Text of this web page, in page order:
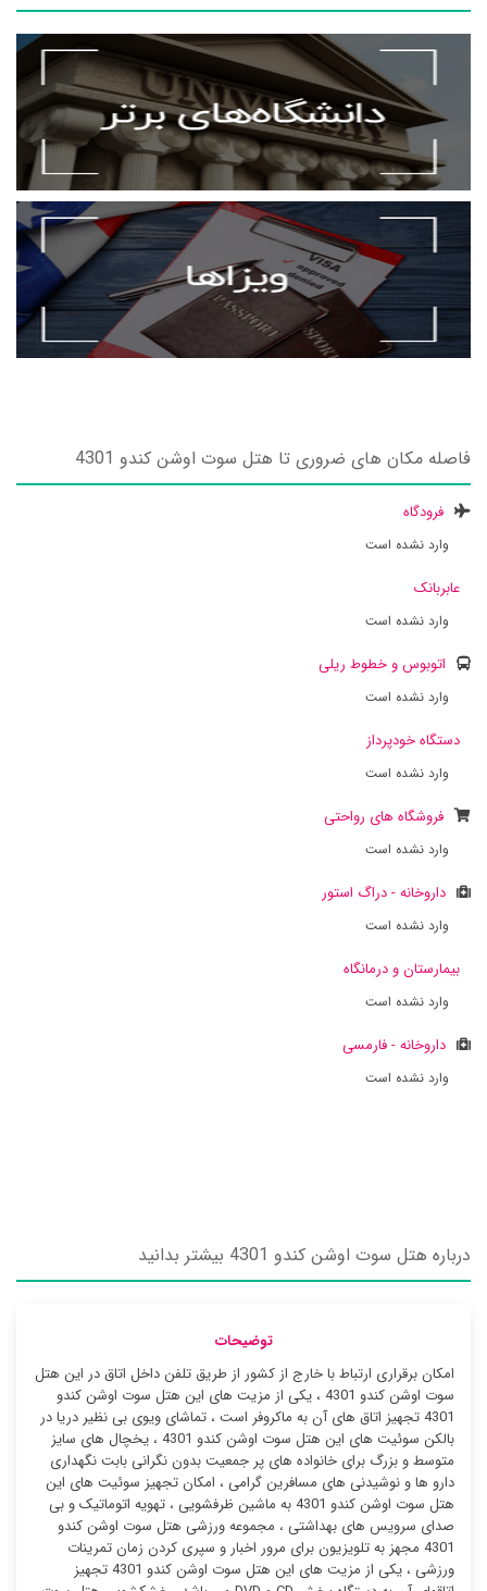
فاصله مکان های ضروری تا هتل سوت اوشن کندو 4301
فرودگاه
وارد نشده است
عابربانک
وارد نشده است
اتوبوس و خطوط ریلی
وارد نشده است
دستگاه خودپرداز
وارد نشده است
فروشگاه های رواحتی
وارد نشده است
داروخانه - دراگ استور
وارد نشده است
بیمارستان و درمانگاه
وارد نشده است
داروخانه - فارمسی
وارد نشده است
درباره هتل سوت اوشن کندو 4301 بیشتر بدانید
توضیحات
امکان برقراری ارتباط با خارج از کشور از طریق تلفن داخل اتاق در این هتل
سوت اوشن کندو 4301 ، یکی از مزیت های این هتل سوت اوشن کندو
4301 تجهیز اتاق های آن به ماکروفر است ، تماشای ویوی بی نظیر دریا در
بالکن سوئیت ‌های این هتل سوت اوشن کندو 4301 ، یخچال های سایز
متوسط و بزرگ برای خانواده های پر جمعیت بدون نگرانی بابت نگهداری
دارو ها و نوشیدنی های مسافرین گرامی ، امکان تجهیز سوئیت ‌های این
هتل سوت اوشن کندو 4301 به ماشین ظرفشویی ، تهویه اتوماتیک و بی
صدای سرویس های بهداشتی ، مجموعه ورزشی هتل سوت اوشن کندو
4301 مجهز به تلویزیون برای مرور اخبار و سپری کردن زمان تمرینات
ورزشی ، یکی از مزیت های این هتل سوت اوشن کندو 4301 تجهیز